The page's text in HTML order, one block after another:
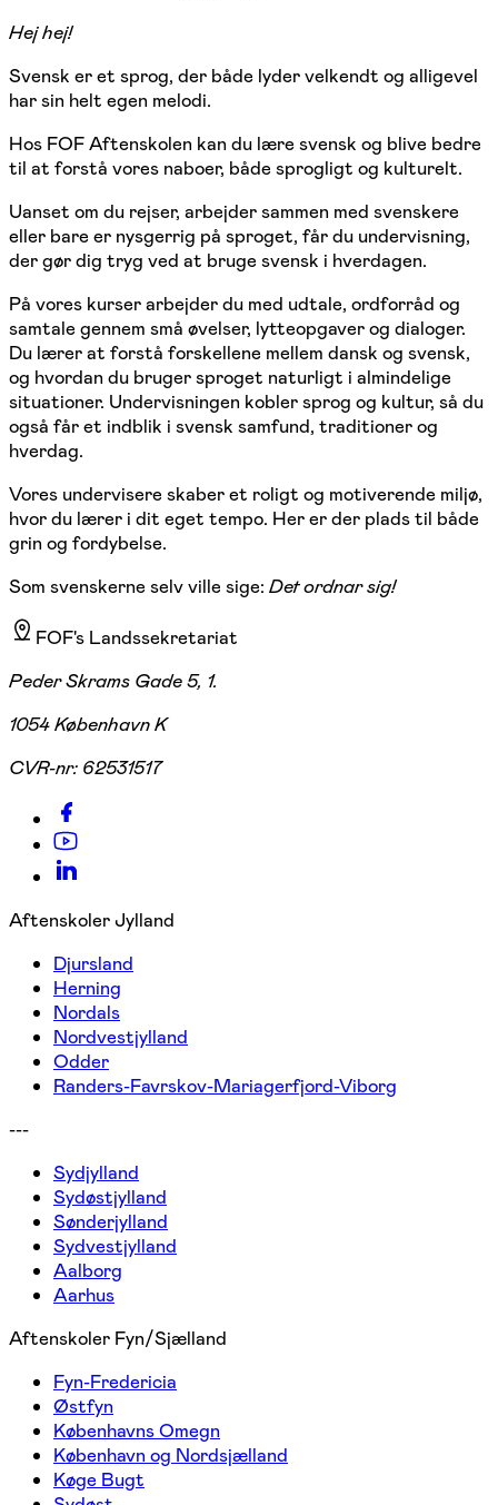
Hej hej!
Svensk er et sprog, der både lyder velkendt og alligevel
har sin helt egen melodi.
Hos FOF Aftenskolen kan du lære svensk og blive bedre
til at forstå vores naboer, både sprogligt og kulturelt.
Uanset om du rejser, arbejder sammen med svenskere
eller bare er nysgerrig på sproget, får du undervisning,
der gør dig tryg ved at bruge svensk i hverdagen.
På vores kurser arbejder du med udtale, ordforråd og
samtale gennem små øvelser, lytteopgaver og dialoger.
Du lærer at forstå forskellene mellem dansk og svensk,
og hvordan du bruger sproget naturligt i almindelige
situationer. Undervisningen kobler sprog og kultur, så du
også får et indblik i svensk samfund, traditioner og
hverdag.
Vores undervisere skaber et roligt og motiverende miljø,
hvor du lærer i dit eget tempo. Her er der plads til både
grin og fordybelse.
Som svenskerne selv ville sige: Det ordnar sig!
FOF's Landssekretariat
Peder Skrams Gade 5, 1.
1054 København K
CVR-nr: 62531517
Aftenskoler Jylland
Djursland
Herning
Nordals
Nordvestjylland
Odder
Randers-Favrskov-Mariagerfjord-Viborg
---
Sydjylland
Sydøstjylland
Sønderjylland
Sydvestjylland
Aalborg
Aarhus
Aftenskoler Fyn/Sjælland
Fyn-Fredericia
Østfyn
Københavns Omegn
København og Nordsjælland
Køge Bugt